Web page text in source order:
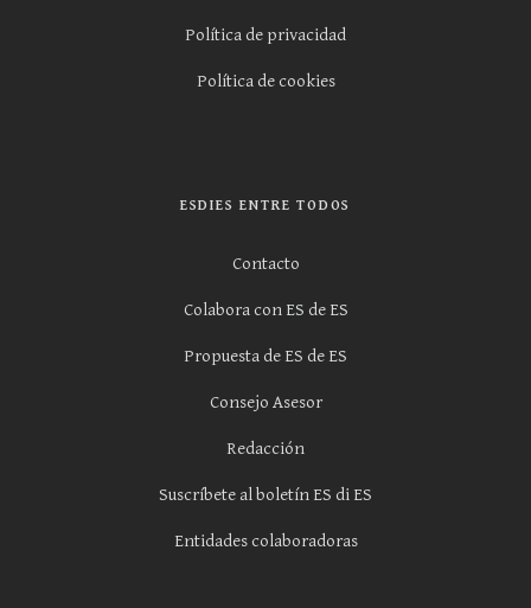
Política de privacidad
Política de cookies
ESDIES ENTRE TODOS
Contacto
Colabora con ES de ES
Propuesta de ES de ES
Consejo Asesor
Redacción
Suscríbete al boletín ES di ES
Entidades colaboradoras